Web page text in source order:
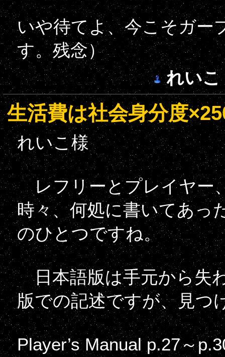
いや待てよ、今こそガー
す。残念）
れいこ
生活費は社会身分度
れいこ様
レフリーとプレイヤー
時々、何処に書いてあっ
のひとつですね。
日本語版は手元から失
版での記述ですが、見つ
Player’s Manual p.27～